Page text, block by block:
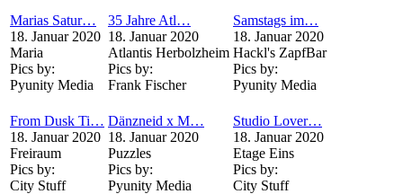
Marias Satur…
18. Januar 2020
Maria
Pics by:
Pyunity Media
35 Jahre Atl…
18. Januar 2020
Atlantis Herbolzheim
Pics by:
Frank Fischer
Samstags im…
18. Januar 2020
Hackl's ZapfBar
Pics by:
Pyunity Media
From Dusk Ti…
18. Januar 2020
Freiraum
Pics by:
City Stuff
Dänzneid x M…
18. Januar 2020
Puzzles
Pics by:
Pyunity Media
Studio Lover…
18. Januar 2020
Etage Eins
Pics by:
City Stuff